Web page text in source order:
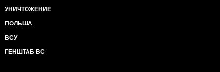
УНИЧТОЖЕНИЕ
ПОЛЬША
ВСУ
ГЕНШТАБ ВС